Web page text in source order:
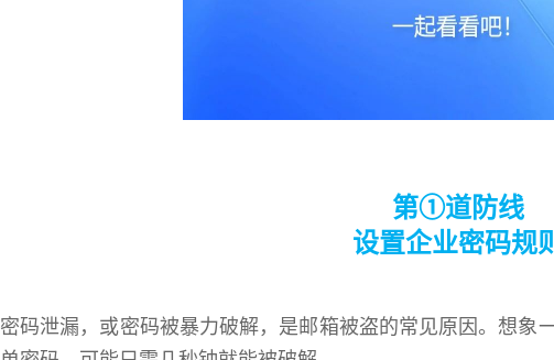
第①道防线
设置企业密码规
密码泄漏，或密码被暴力破解，是邮箱被盗的常见原因。想象